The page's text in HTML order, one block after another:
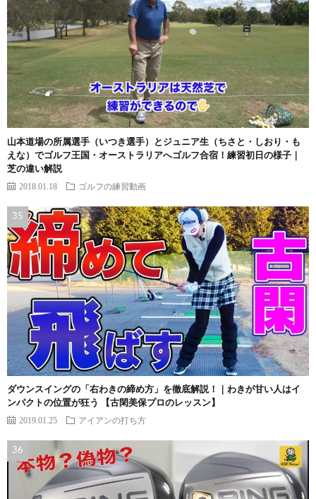
山本道場の所属選手（いつき選手）とジュニア生（ちさと・しおり・も
えな）でゴルフ王国・オーストラリアへゴルフ合宿！練習初日の様子｜
芝の違い解説
2018.01.18 ゴルフの練習動画
ダウンスイングの「右わきの締め方」を徹底解説！｜わきが甘い人はイ
ンパクトの位置が狂う 【古閑美保プロのレッスン】
2019.01.25 アイアンの打ち方